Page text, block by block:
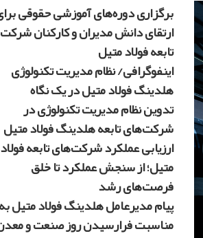
برگزاری دوره‌های آموزشی حقوقی
ارتقای دانش مدیران و کارکنان
تابعه فولاد متیل
اینفوگرافی/ نظام مدیریت تکنولوژی
هلدینگ فولاد متیل در یک نگاه
تدوین نظام مدیریت تکنولوژی در
شرکت‌های تابعه هلدینگ فولاد متیل
ارزیابی عملکرد شرکت‌های تابعه فولاد
متیل؛ از سنجش عملکرد تا خلق
فرصت‌های رشد
پیام مدیرعامل هلدینگ فولاد متیل به
مناسبت فرارسیدن روز صنعت و